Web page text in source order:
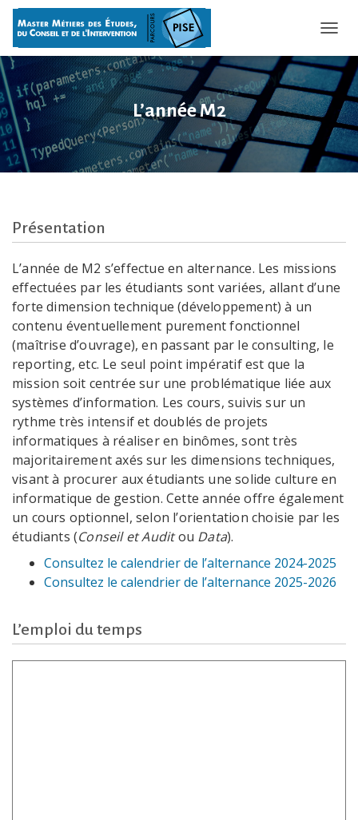
L’année M2
Présentation
L’année de M2 s’effectue en alternance. Les missions
effectuées par les étudiants sont variées, allant d’une
forte dimension technique (développement) à un
contenu éventuellement purement fonctionnel
(maîtrise d’ouvrage), en passant par le consulting, le
reporting, etc. Le seul point impératif est que la
mission soit centrée sur une problématique liée aux
systèmes d’information. Les cours, suivis sur un
rythme très intensif et doublés de projets
informatiques à réaliser en binômes, sont très
majoritairement axés sur les dimensions techniques,
visant à procurer aux étudiants une solide culture en
informatique de gestion. Cette année offre également
un cours optionnel, selon l’orientation choisie par les
étudiants (Conseil et Auditou Data).
Consultez le calendrier de l’alternance 2024-2025
Consultez le calendrier de l’alternance 2025-2026
L’emploi du temps